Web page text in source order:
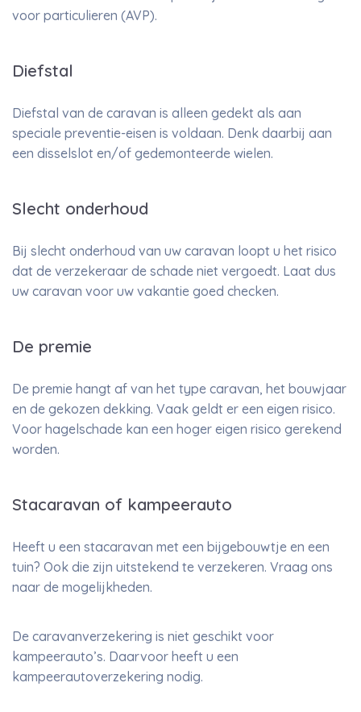
voor particulieren (AVP).
Diefstal
Diefstal van de caravan is alleen gedekt als aan
speciale preventie-eisen is voldaan. Denk daarbij aan
een disselslot en/of gedemonteerde wielen.
Slecht onderhoud
Bij slecht onderhoud van uw caravan loopt u het risico
dat de verzekeraar de schade niet vergoedt. Laat dus
uw caravan voor uw vakantie goed checken.
De premie
De premie hangt af van het type caravan, het bouwjaar
en de gekozen dekking. Vaak geldt er een eigen risico.
Voor hagelschade kan een hoger eigen risico gerekend
worden.
Stacaravan of kampeerauto
Heeft u een stacaravan met een bijgebouwtje en een
tuin? Ook die zijn uitstekend te verzekeren. Vraag ons
naar de mogelijkheden.
De caravanverzekering is niet geschikt voor
kampeerauto’s. Daarvoor heeft u een
kampeerautoverzekering nodig.